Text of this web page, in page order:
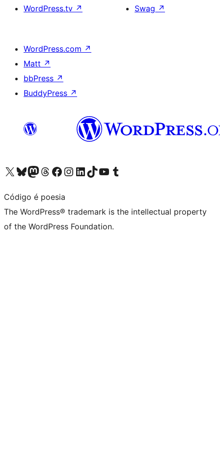
WordPress.tv ↗
Swag ↗
WordPress.com ↗
Matt ↗
bbPress ↗
BuddyPress ↗
Visit our X (formerly Twitter) account
Visit our Bluesky account
Visit our Mastodon account
Visit our Threads account
Visit our Facebook page
Visit our Instagram account
Visit our LinkedIn account
Visit our TikTok account
Visit our YouTube channel
Visit our Tumblr account
Código é poesia
The WordPress® trademark is the intellectual property
of the WordPress Foundation.